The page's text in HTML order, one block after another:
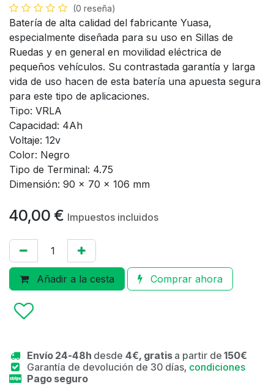
(0 reseña)
Batería de alta calidad del fabricante Yuasa,
especialmente diseñada para su uso en Sillas de
Ruedas y en general en movilidad eléctrica de
pequeños vehículos. Su contrastada garantía y larga
vida de uso hacen de esta batería una apuesta segura
para este tipo de aplicaciones.
Tipo: VRLA
Capacidad: 4Ah
Voltaje: 12v
Color: Negro
Tipo de Terminal: 4.75
Dimensión: 90 x 70 x 106 mm
40,00 € Impuestos incluidos
Añadir a la cesta Comprar ahora
Envío 24-48h desde 4€, gratis a partir de 150€
Garantía de devolución de 30 días, condiciones
Pago seguro